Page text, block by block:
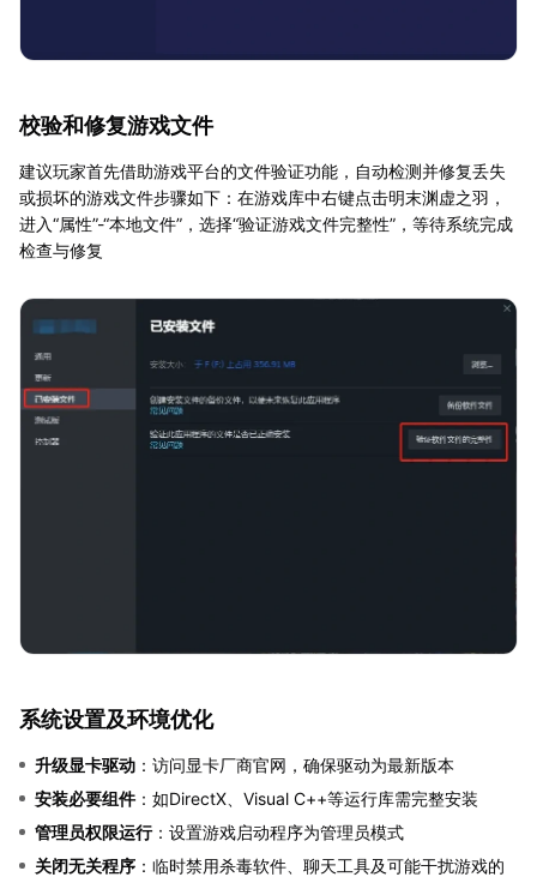
校验和修复游戏文件
建议玩家首先借助游戏平台的文件验证功能，自动检测并修复丢失
或损坏的游戏文件步骤如下：在游戏库中右键点击明末渊虚之羽，
进入“属性”-“本地文件”，选择“验证游戏文件完整性”，等待系统完成
检查与修复
系统设置及环境优化
升级显卡驱动 ：访问显卡厂商官网，确保驱动为最新版本
安装必要组件：如DirectX、Visual C++等运行库需完整安装
管理员权限运行：设置游戏启动程序为管理员模式
关闭无关程序 ：临时禁用杀毒软件、聊天工具及可能干扰游戏的